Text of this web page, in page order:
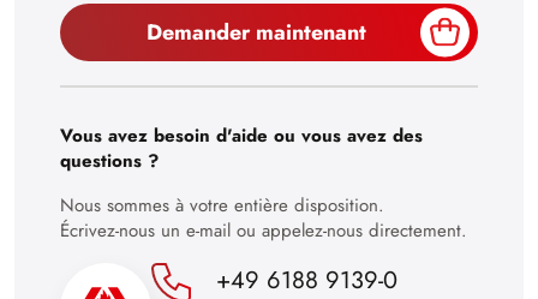
30
Demander maintenant
Vous avez besoin d'aide ou vous avez des
questions ?
Nous sommes à votre entière disposition.
Écrivez-nous un e-mail ou appelez-nous directement.
+49 6188 9139-0